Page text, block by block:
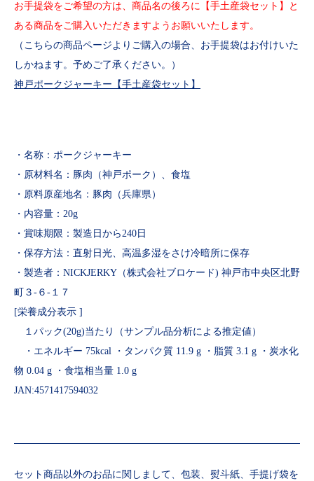
お手提袋をご希望の方は、商品名の後ろに【手土産袋セット】と
ある商品をご購入いただきますようお願いいたします。
（こちらの商品ページよりご購入の場合、お手提袋はお付けいた
しかねます。予めご了承ください。）
神戸ポークジャーキー【手土産袋セット】
・名称：ポークジャーキー
・原材料名：豚肉（神戸ポーク）、食塩
・原料原産地名：豚肉（兵庫県）
・内容量：20g
・賞味期限：製造日から240日
・保存方法：直射日光、高温多湿をさけ冷暗所に保存
・製造者：NICKJERKY（株式会社ブロケード) 神戸市中央区北野
町３-６-１７
[栄養成分表示 ]
１パック(20g)当たり（サンプル品分析による推定値）
・エネルギー 75kcal ・タンパク質 11.9 g ・脂質 3.1 g ・炭水化
物 0.04 g ・食塩相当量 1.0 g
JAN:4571417594032
セット商品以外のお品に関しまして、包装、熨斗紙、手提げ袋を